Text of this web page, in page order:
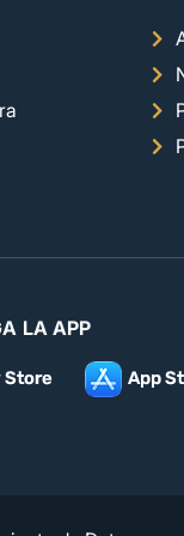
LA APP